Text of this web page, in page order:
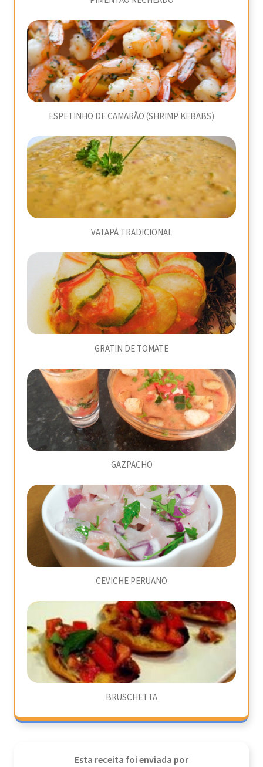
ESPETINHO DE CAMARÃO (SHRIMP KEBABS)
VATAPÁ TRADICIONAL
GRATIN DE TOMATE
GAZPACHO
CEVICHE PERUANO
BRUSCHETTA
Esta receita foi enviada por